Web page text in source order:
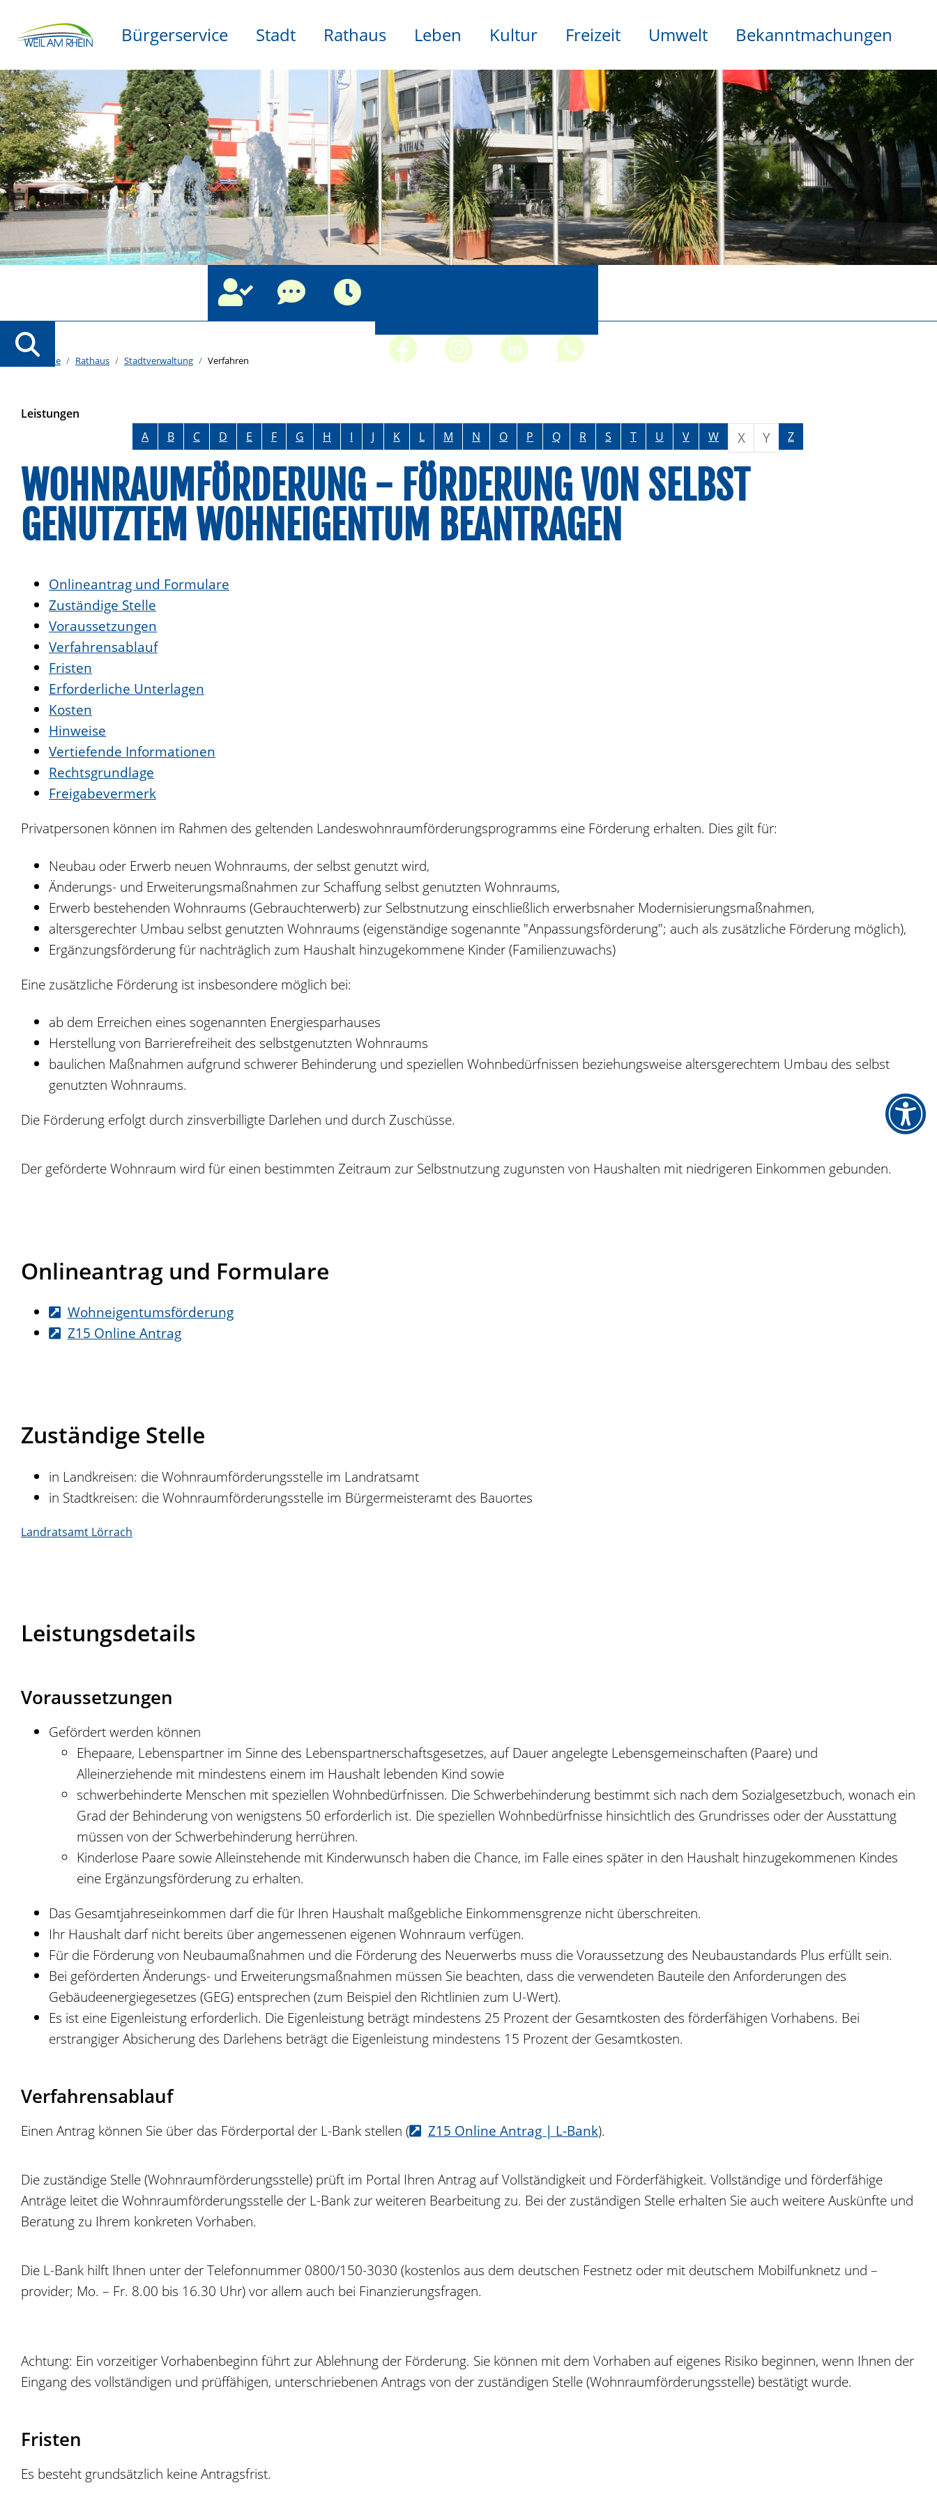
Bürgerservice Stadt Rathaus Leben Kultur Freizeit Umwelt Bekanntmachungen
Startseite Rathaus Stadtverwaltung Verfahren
Leistungen
Alphabetisches Register überspringen
A B C D E F G H I J K L M N O P Q R S T U V W X Y Z
WOHNRAUMFÖRDERUNG - FÖRDERUNG VON SELBST
GENUTZTEM WOHNEIGENTUM BEANTRAGEN
Onlineantrag und Formulare
Zuständige Stelle
Voraussetzungen
Verfahrensablauf
Fristen
Erforderliche Unterlagen
Kosten
Hinweise
Vertiefende Informationen
Rechtsgrundlage
Freigabevermerk
Privatpersonen können im Rahmen des geltenden Landeswohnraumförderungsprogramms eine Förderung erhalten. Dies gilt für:
Neubau oder Erwerb neuen Wohnraums, der selbst genutzt wird,
Änderungs- und Erweiterungsmaßnahmen zur Schaffung selbst genutzten Wohnraums,
Erwerb bestehenden Wohnraums (Gebrauchterwerb) zur Selbstnutzung einschließlich erwerbsnaher Modernisierungsmaßnahmen,
altersgerechter Umbau selbst genutzten Wohnraums (eigenständige sogenannte "Anpassungsförderung"; auch als zusätzliche Förderung möglich),
Ergänzungsförderung für nachträglich zum Haushalt hinzugekommene Kinder (Familienzuwachs)
Eine zusätzliche Förderung ist insbesondere möglich bei:
ab dem Erreichen eines sogenannten Energiesparhauses
Herstellung von Barrierefreiheit des selbstgenutzten Wohnraums
baulichen Maßnahmen aufgrund schwerer Behinderung und speziellen Wohnbedürfnissen beziehungsweise altersgerechtem Umbau des selbst
genutzten Wohnraums.
Die Förderung erfolgt durch zinsverbilligte Darlehen und durch Zuschüsse.
Der geförderte Wohnraum wird für einen bestimmten Zeitraum zur Selbstnutzung zugunsten von Haushalten mit niedrigeren Einkommen gebunden.
Onlineantrag und Formulare
Wohneigentumsförderung
Z15 Online Antrag
Zuständige Stelle
in Landkreisen: die Wohnraumförderungsstelle im Landratsamt
in Stadtkreisen: die Wohnraumförderungsstelle im Bürgermeisteramt des Bauortes
Landratsamt Lörrach
Leistungsdetails
Voraussetzungen
Gefördert werden können
Ehepaare, Lebenspartner im Sinne des Lebenspartnerschaftsgesetzes, auf Dauer angelegte Lebensgemeinschaften (Paare) und
Alleinerziehende mit mindestens einem im Haushalt lebenden Kind sowie
schwerbehinderte Menschen mit speziellen Wohnbedürfnissen. Die Schwerbehinderung bestimmt sich nach dem Sozialgesetzbuch, wonach ein
Grad der Behinderung von wenigstens 50 erforderlich ist. Die speziellen Wohnbedürfnisse hinsichtlich des Grundrisses oder der Ausstattung
müssen von der Schwerbehinderung herrühren.
Kinderlose Paare sowie Alleinstehende mit Kinderwunsch haben die Chance, im Falle eines später in den Haushalt hinzugekommenen Kindes
eine Ergänzungsförderung zu erhalten.
Das Gesamtjahreseinkommen darf die für Ihren Haushalt maßgebliche Einkommensgrenze nicht überschreiten.
Ihr Haushalt darf nicht bereits über angemessenen eigenen Wohnraum verfügen.
Für die Förderung von Neubaumaßnahmen und die Förderung des Neuerwerbs muss die Voraussetzung des Neubaustandards Plus erfüllt sein.
Bei geförderten Änderungs- und Erweiterungsmaßnahmen müssen Sie beachten, dass die verwendeten Bauteile den Anforderungen des
Gebäudeenergiegesetzes (GEG) entsprechen (zum Beispiel den Richtlinien zum U-Wert).
Es ist eine Eigenleistung erforderlich. Die Eigenleistung beträgt mindestens 25 Prozent der Gesamtkosten des förderfähigen Vorhabens. Bei
erstrangiger Absicherung des Darlehens beträgt die Eigenleistung mindestens 15 Prozent der Gesamtkosten.
Verfahrensablauf
Einen Antrag können Sie über das Förderportal der L-Bank stellen ( Z15 Online Antrag | L-Bank).
Die zuständige Stelle (Wohnraumförderungsstelle) prüft im Portal Ihren Antrag auf Vollständigkeit und Förderfähigkeit. Vollständige und förderfähige
Anträge leitet die Wohnraumförderungsstelle der L-Bank zur weiteren Bearbeitung zu. Bei der zuständigen Stelle erhalten Sie auch weitere Auskünfte und
Beratung zu Ihrem konkreten Vorhaben.
Die L-Bank hilft Ihnen unter der Telefonnummer 0800/150-3030 (kostenlos aus dem deutschen Festnetz oder mit deutschem Mobilfunknetz und –
provider; Mo. – Fr. 8.00 bis 16.30 Uhr) vor allem auch bei Finanzierungsfragen.
Achtung: Ein vorzeitiger Vorhabenbeginn führt zur Ablehnung der Förderung. Sie können mit dem Vorhaben auf eigenes Risiko beginnen, wenn Ihnen der
Eingang des vollständigen und prüffähigen, unterschriebenen Antrags von der zuständigen Stelle (Wohnraumförderungsstelle) bestätigt wurde.
Fristen
Es besteht grundsätzlich keine Antragsfrist.